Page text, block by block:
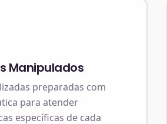
Manipulados
preparadas com
para atender
específicas de cada